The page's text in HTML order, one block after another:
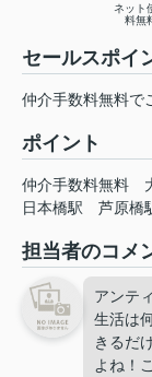
ネット
料無
セールスポイ
仲介手数料無料で
ポイント
仲介手数料無料
日本橋駅
芦原橋
担当者のコメ
アンテ
生活は
きるだ
よね！